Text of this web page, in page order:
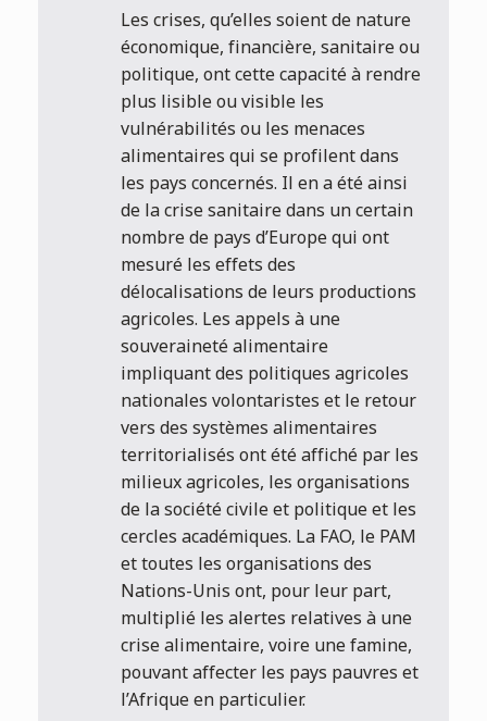
Les crises, qu’elles soient de nature
économique, financière, sanitaire ou
politique, ont cette capacité à rendre
plus lisible ou visible les
vulnérabilités ou les menaces
alimentaires qui se profilent dans
les pays concernés. Il en a été ainsi
de la crise sanitaire dans un certain
nombre de pays d’Europe qui ont
mesuré les effets des
délocalisations de leurs productions
agricoles. Les appels à une
souveraineté alimentaire
impliquant des politiques agricoles
nationales volontaristes et le retour
vers des systèmes alimentaires
territorialisés ont été affiché par les
milieux agricoles, les organisations
de la société civile et politique et les
cercles académiques. La FAO, le PAM
et toutes les organisations des
Nations-Unis ont, pour leur part,
multiplié les alertes relatives à une
crise alimentaire, voire une famine,
pouvant affecter les pays pauvres et
l’Afrique en particulier.